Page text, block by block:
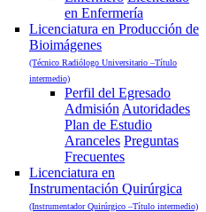
en Enfermería
Licenciatura en Producción de
Bioimágenes
(Técnico Radiólogo Universitario –Título
intermedio)
Perfil del Egresado
Admisión Autoridades
Plan de Estudio
Aranceles Preguntas
Frecuentes
Licenciatura en
Instrumentación Quirúrgica
(Instrumentador Quirúrgico –Título intermedio)